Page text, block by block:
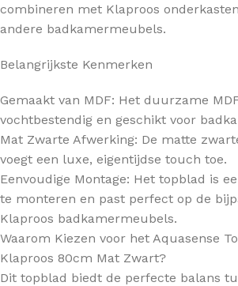
combineren met Klaproos
andere badkamermeubels.
Belangrijkste Kenmerken
Gemaakt van MDF: Het duurzame
vochtbestendig en geschikt voor
Mat Zwarte Afwerking: De matte
voegt een luxe, eigentijdse touch toe.
Eenvoudige Montage: Het topblad is
te monteren en past perfect op de
Klaproos badkamermeubels.
Waarom Kiezen voor het Aquasense
Klaproos 80cm Mat Zwart?
Dit topblad biedt de perfecte balans